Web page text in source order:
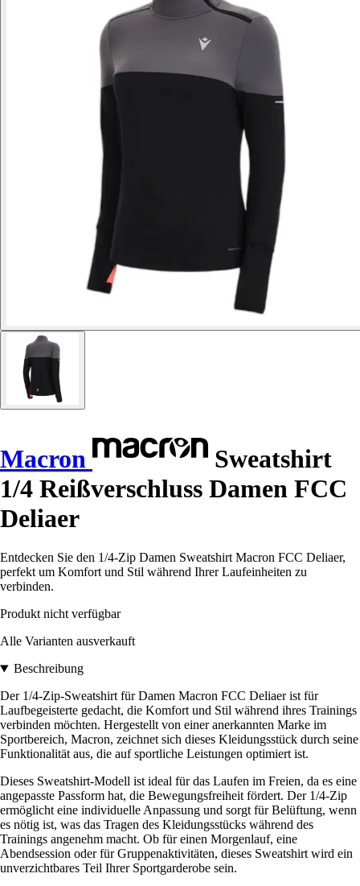
Macron
Sweatshirt
1/4 Reißverschluss Damen FCC
Deliaer
Entdecken Sie den 1/4-Zip Damen Sweatshirt Macron FCC Deliaer,
perfekt um Komfort und Stil während Ihrer Laufeinheiten zu
verbinden.
Produkt nicht verfügbar
Alle Varianten ausverkauft
Beschreibung
Der 1/4-Zip-Sweatshirt für Damen Macron FCC Deliaer ist für
Laufbegeisterte gedacht, die Komfort und Stil während ihres Trainings
verbinden möchten. Hergestellt von einer anerkannten Marke im
Sportbereich, Macron, zeichnet sich dieses Kleidungsstück durch seine
Funktionalität aus, die auf sportliche Leistungen optimiert ist.
Dieses Sweatshirt-Modell ist ideal für das Laufen im Freien, da es eine
angepasste Passform hat, die Bewegungsfreiheit fördert. Der 1/4-Zip
ermöglicht eine individuelle Anpassung und sorgt für Belüftung, wenn
es nötig ist, was das Tragen des Kleidungsstücks während des
Trainings angenehm macht. Ob für einen Morgenlauf, eine
Abendsession oder für Gruppenaktivitäten, dieses Sweatshirt wird ein
unverzichtbares Teil Ihrer Sportgarderobe sein.